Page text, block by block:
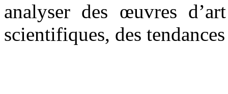
analyser des œuvres
scientifiques, des